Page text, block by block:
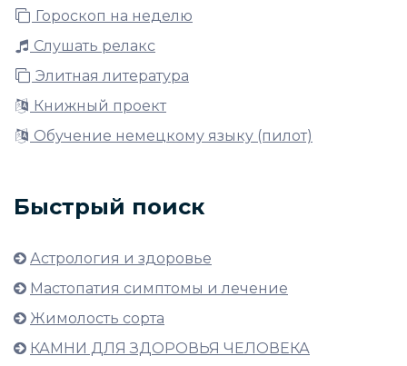
Гороскоп на неделю
Слушать релакс
Элитная литература
Книжный проект
Обучение немецкому языку (пилот)
Быстрый поиск
Астрология и здоровье
Мастопатия симптомы и лечение
Жимолость сорта
КАМНИ ДЛЯ ЗДОРОВЬЯ ЧЕЛОВЕКА